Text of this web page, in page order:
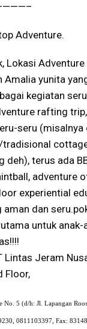
Adventure.
Lokasi
Amalia yunita
kegiatan
rafting
seru
tradisional
deh), terus ada
adventure
experiential
aman dan
untuk anak-
Lintas Jeram
Floor,
5 (d/h: Jl. Lapangan Roos
0811103397, Fax: